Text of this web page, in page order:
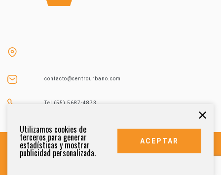
contacto@centrourbano.com
Tel (55) 5687-4873
Utilizamos cookies de
terceros para generar
estadísticas y mostrar
publicidad personalizada.
ACEPTAR